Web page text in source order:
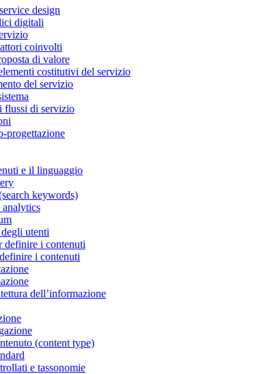
design
digitali
coinvolti
di valore
costitutivi del servizio
del servizio
flussi di servizio
progettazione
e il linguaggio
keywords)
analytics
utenti
definire i contenuti
i contenuti
dell’informazione
(content type)
e tassonomie